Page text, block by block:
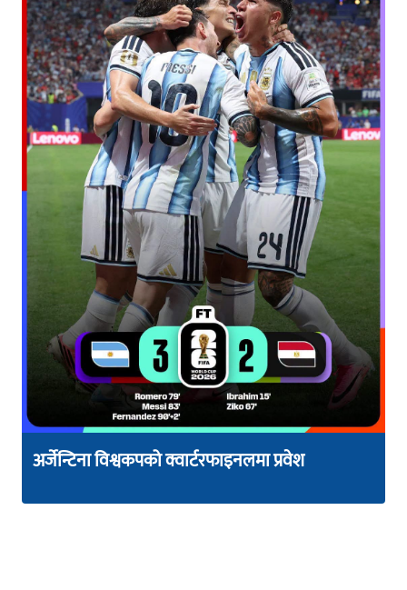
अर्जेन्टिना विश्वकपको क्वार्टरफाइनलमा प्रवेश